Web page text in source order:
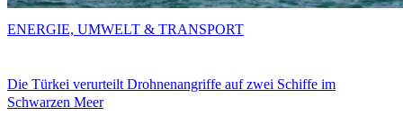
Die Türkei verurteilt Drohnenangriffe auf zwei Schiffe im
Schwarzen Meer
ENERGIE, UMWELT & TRANSPORT